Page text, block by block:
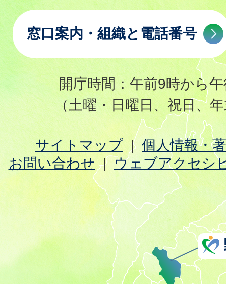
窓口案内・組織と電話番号
開庁時間：午前9時から
（土曜・日曜日、祝日、
サイトマップ
個人情報・
お問い合わせ
ウェブアクセシ